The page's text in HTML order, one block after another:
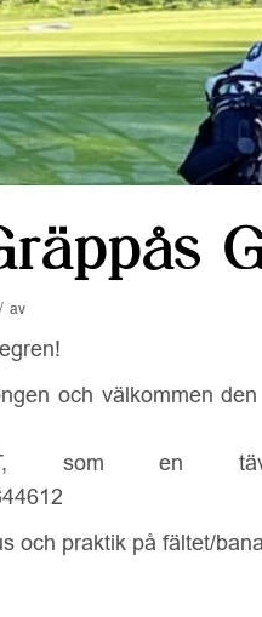
/ av
och välkommen
som en
och praktik på fältet/